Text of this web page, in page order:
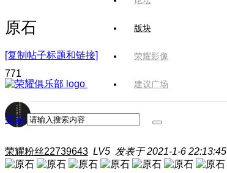
版块
荣耀影像
建议广场
搜索
原石
[复制帖子标题和链接]
771
荣耀粉丝22739643 LV5 发表于 2021-1-6 22:13:45